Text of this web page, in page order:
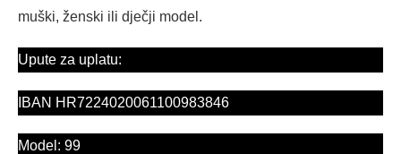
muški, ženski ili dječji model.
Upute za uplatu:
IBAN HR7224020061100983846
Model: 99